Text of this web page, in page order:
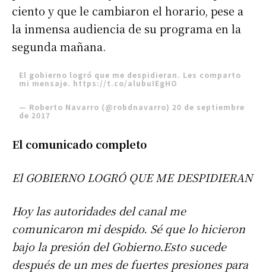
ciento y que le cambiaron el horario, pese a
la inmensa audiencia de su programa en la
segunda mañana.
El gobierno logró que me despidieran. Les comparto
mi mensaje. https://t.co/alubuIEgHO
— Roberto Navarro (@robdnavarro) 20 de septiembre
de 2017
El comunicado completo
El GOBIERNO LOGRÓ QUE ME DESPIDIERAN
Hoy las autoridades del canal me
comunicaron mi despido. Sé que lo hicieron
bajo la presión del Gobierno.Esto sucede
después de un mes de fuertes presiones para